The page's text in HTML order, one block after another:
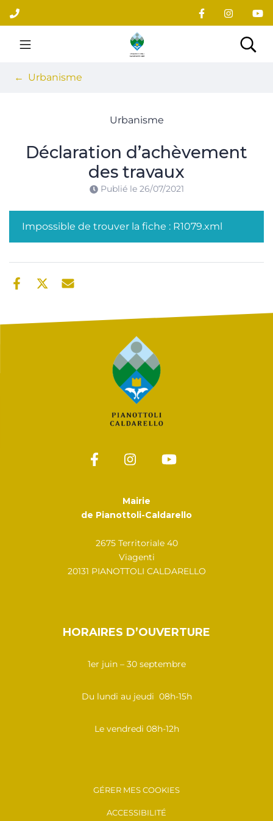
Aller
au
contenu
Site officiel du village
Urbanisme
Urbanisme
Déclaration d’achèvement
des travaux
Publié le 26/07/2021
Impossible de trouver la fiche : R1079.xml
Mairie
de Pianottoli-Caldarello
2675 Territoriale 40
Viagenti
20131 PIANOTTOLI CALDARELLO
HORAIRES D’OUVERTURE
1er juin – 30 septembre
Du lundi au jeudi 08h-15h
Le vendredi 08h-12h
GÉRER MES COOKIES
ACCESSIBILITÉ